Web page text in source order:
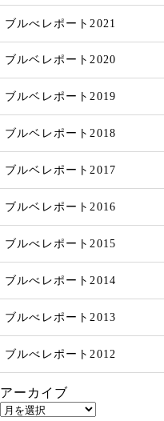
ブルべレポート2021
ブルベレポート2020
ブルベレポート2019
ブルベレポート2018
ブルベレポート2017
ブルベレポート2016
ブルべレポート2015
ブルべレポート2014
ブルべレポート2013
ブルべレポート2012
アーカイブ
ア